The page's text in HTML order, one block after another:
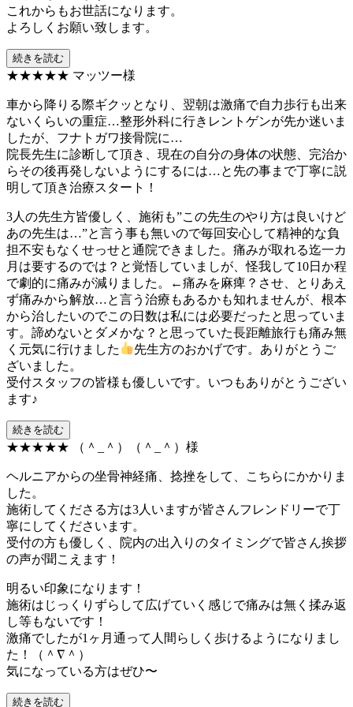
これからもお世話になります。
よろしくお願い致します。
続きを読む
★★★★★ マッツー様
車から降りる際ギクッとなり、翌朝は激痛で自力歩行も出来
ないくらいの重症…整形外科に行きレントゲンが先か迷いま
したが、フナトガワ接骨院に…
院長先生に診断して頂き、現在の自分の身体の状態、完治か
らその後再発しないようにするには…と先の事まで丁寧に説
明して頂き治療スタート！
3人の先生方皆優しく、施術も”この先生のやり方は良いけど
あの先生は…”と言う事も無いので毎回安心して精神的な負
担不安もなくせっせと通院できました。痛みが取れる迄一カ
月は要するのでは？と覚悟していましが、怪我して10日か程
で劇的に痛みが減りました。←痛みを麻痺？させ、とりあえ
ず痛みから解放…と言う治療もあるかも知れませんが、根本
から治したいのでこの日数は私には必要だったと思っていま
す。諦めないとダメかな？と思っていた長距離旅行も痛み無
く元気に行けました
先生方のおかげです。ありがとうご
ざいました。
受付スタッフの皆様も優しいです。いつもありがとうござい
ます♪
続きを読む
★★★★★ （＾_＾）（＾_＾）様
ヘルニアからの坐骨神経痛、捻挫をして、こちらにかかりま
した。
施術してくださる方は3人いますが皆さんフレンドリーで丁
寧にしてくださいます。
受付の方も優しく、院内の出入りのタイミングで皆さん挨拶
の声が聞こえます！
明るい印象になります！
施術はじっくりずらして広げていく感じで痛みは無く揉み返
し等もないです！
激痛でしたが1ヶ月通って人間らしく歩けるようになりまし
た！（＾∇＾）
気になっている方はぜひ〜
続きを読む